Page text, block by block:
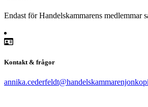
Endast för Handelskammarens medlemmar
Kontakt & frågor